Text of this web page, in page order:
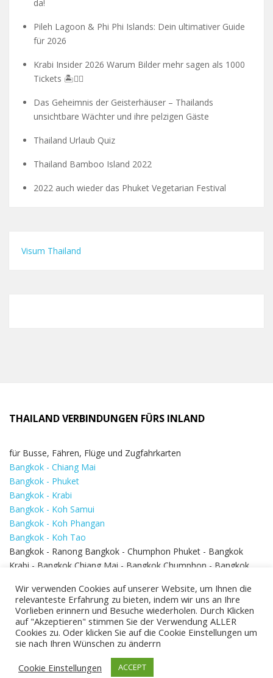
da!
Pileh Lagoon & Phi Phi Islands: Dein ultimativer Guide
für 2026
Krabi Insider 2026 Warum Bilder mehr sagen als 1000
Tickets 🏝️🧗‍♂️
Das Geheimnis der Geisterhäuser – Thailands
unsichtbare Wächter und ihre pelzigen Gäste
Thailand Urlaub Quiz
Thailand Bamboo Island 2022
2022 auch wieder das Phuket Vegetarian Festival
Visum Thailand
THAILAND VERBINDUNGEN FÜRS INLAND
für Busse, Fähren, Flüge und Zugfahrkarten
Bangkok - Chiang Mai
Bangkok - Phuket
Bangkok - Krabi
Bangkok - Koh Samui
Bangkok - Koh Phangan
Bangkok - Koh Tao
Bangkok - Ranong Bangkok - Chumphon Phuket - Bangkok
Krabi - Bangkok Chiang Mai - Bangkok Chumphon - Bangkok
Bangkok - Hua Hin
Wir verwenden Cookies auf unserer Website, um Ihnen die
relevanteste Erfahrung zu bieten, indem wir uns an Ihre
Vorlieben erinnern und Besuche wiederholen. Durch Klicken
auf "Akzeptieren" stimmen Sie der Verwendung ALLER
Cookies zu. Oder klicken Sie auf die Cookie Einstellungen um
sie nach Ihren Wünschen zu änderrn
Cookie Einstellungen
ACCEPT